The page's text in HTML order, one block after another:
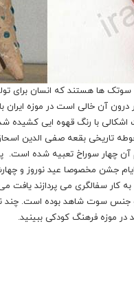
سوتک ها هستند که انسان برای
آن خالی است در موزه ایران
با رنگ قهوه ایی کشیده
آن چهار سوراخ تعبیه شده
جشن مخصوصا عید نوروز و
به کار سفالگری می پردازند
جنس سوت شاهد بوده است. چند
موزه فرهنگ کودکی ببینید.